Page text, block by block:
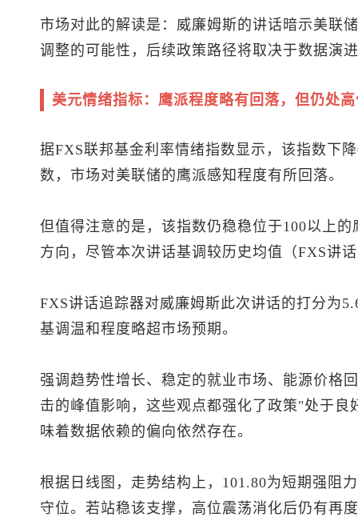
市场对此的解读是：威廉姆斯的讲话暗示美联
调整的可能性，后续政策路径将取决于数据演
美元情绪指标：鹰派程度略有回落，但仍处
据FXS联邦基金利率情绪指数显示，该指数下
数，市场对美联储的鹰派感知程度有所回落。
但值得注意的是，该指数仍稳稳位于100以上
方向，尽管本次讲话基调较历史均值（FXS讲
FXS讲话追踪器对威廉姆斯此次讲话的打分为
基调温和程度略超市场预期。
强调趋势性增长、稳定的就业市场、能源价格
击的峰值影响，这些观点都强化了政策"处于
味着数据依赖的偏向依然存在。
根据日线图，走势结构上，101.80为短期强阻
守位。若站稳该支撑，高位震荡消化后仍有再